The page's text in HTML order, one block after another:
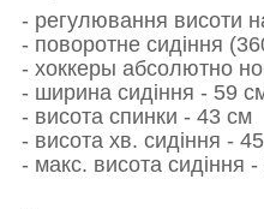
- регулювання висоти
- поворотне сидіння
- хоккеры абсолютно
- ширина сидіння - 59
- висота спинки - 43 см
- висота хв. сидіння -
- макс. висота сидіння